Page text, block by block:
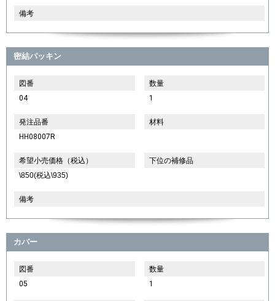
備考
密結パッキン
図番
04
数量
1
発注品番
HH08007R
材料
希望小売価格（税込）
\850(税込\935)
下位の補修品
備考
カバー
図番
05
数量
1